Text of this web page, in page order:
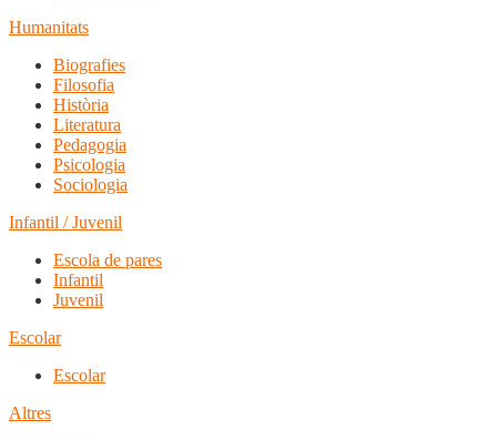
Humanitats
Biografies
Filosofia
Història
Literatura
Pedagogia
Psicologia
Sociologia
Infantil / Juvenil
Escola de pares
Infantil
Juvenil
Escolar
Escolar
Altres